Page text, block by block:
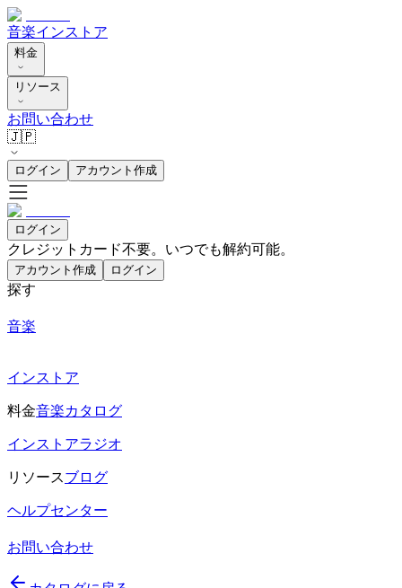
音楽インストア
料金
リソース
お問い合わせ
🇯🇵
ログイン アカウント作成
ログイン
クレジットカード不要。いつでも解約可能。
アカウント作成 ログイン
探す
音楽
インストア
料金音楽カタログ
インストアラジオ
リソースブログ
ヘルプセンター
お問い合わせ